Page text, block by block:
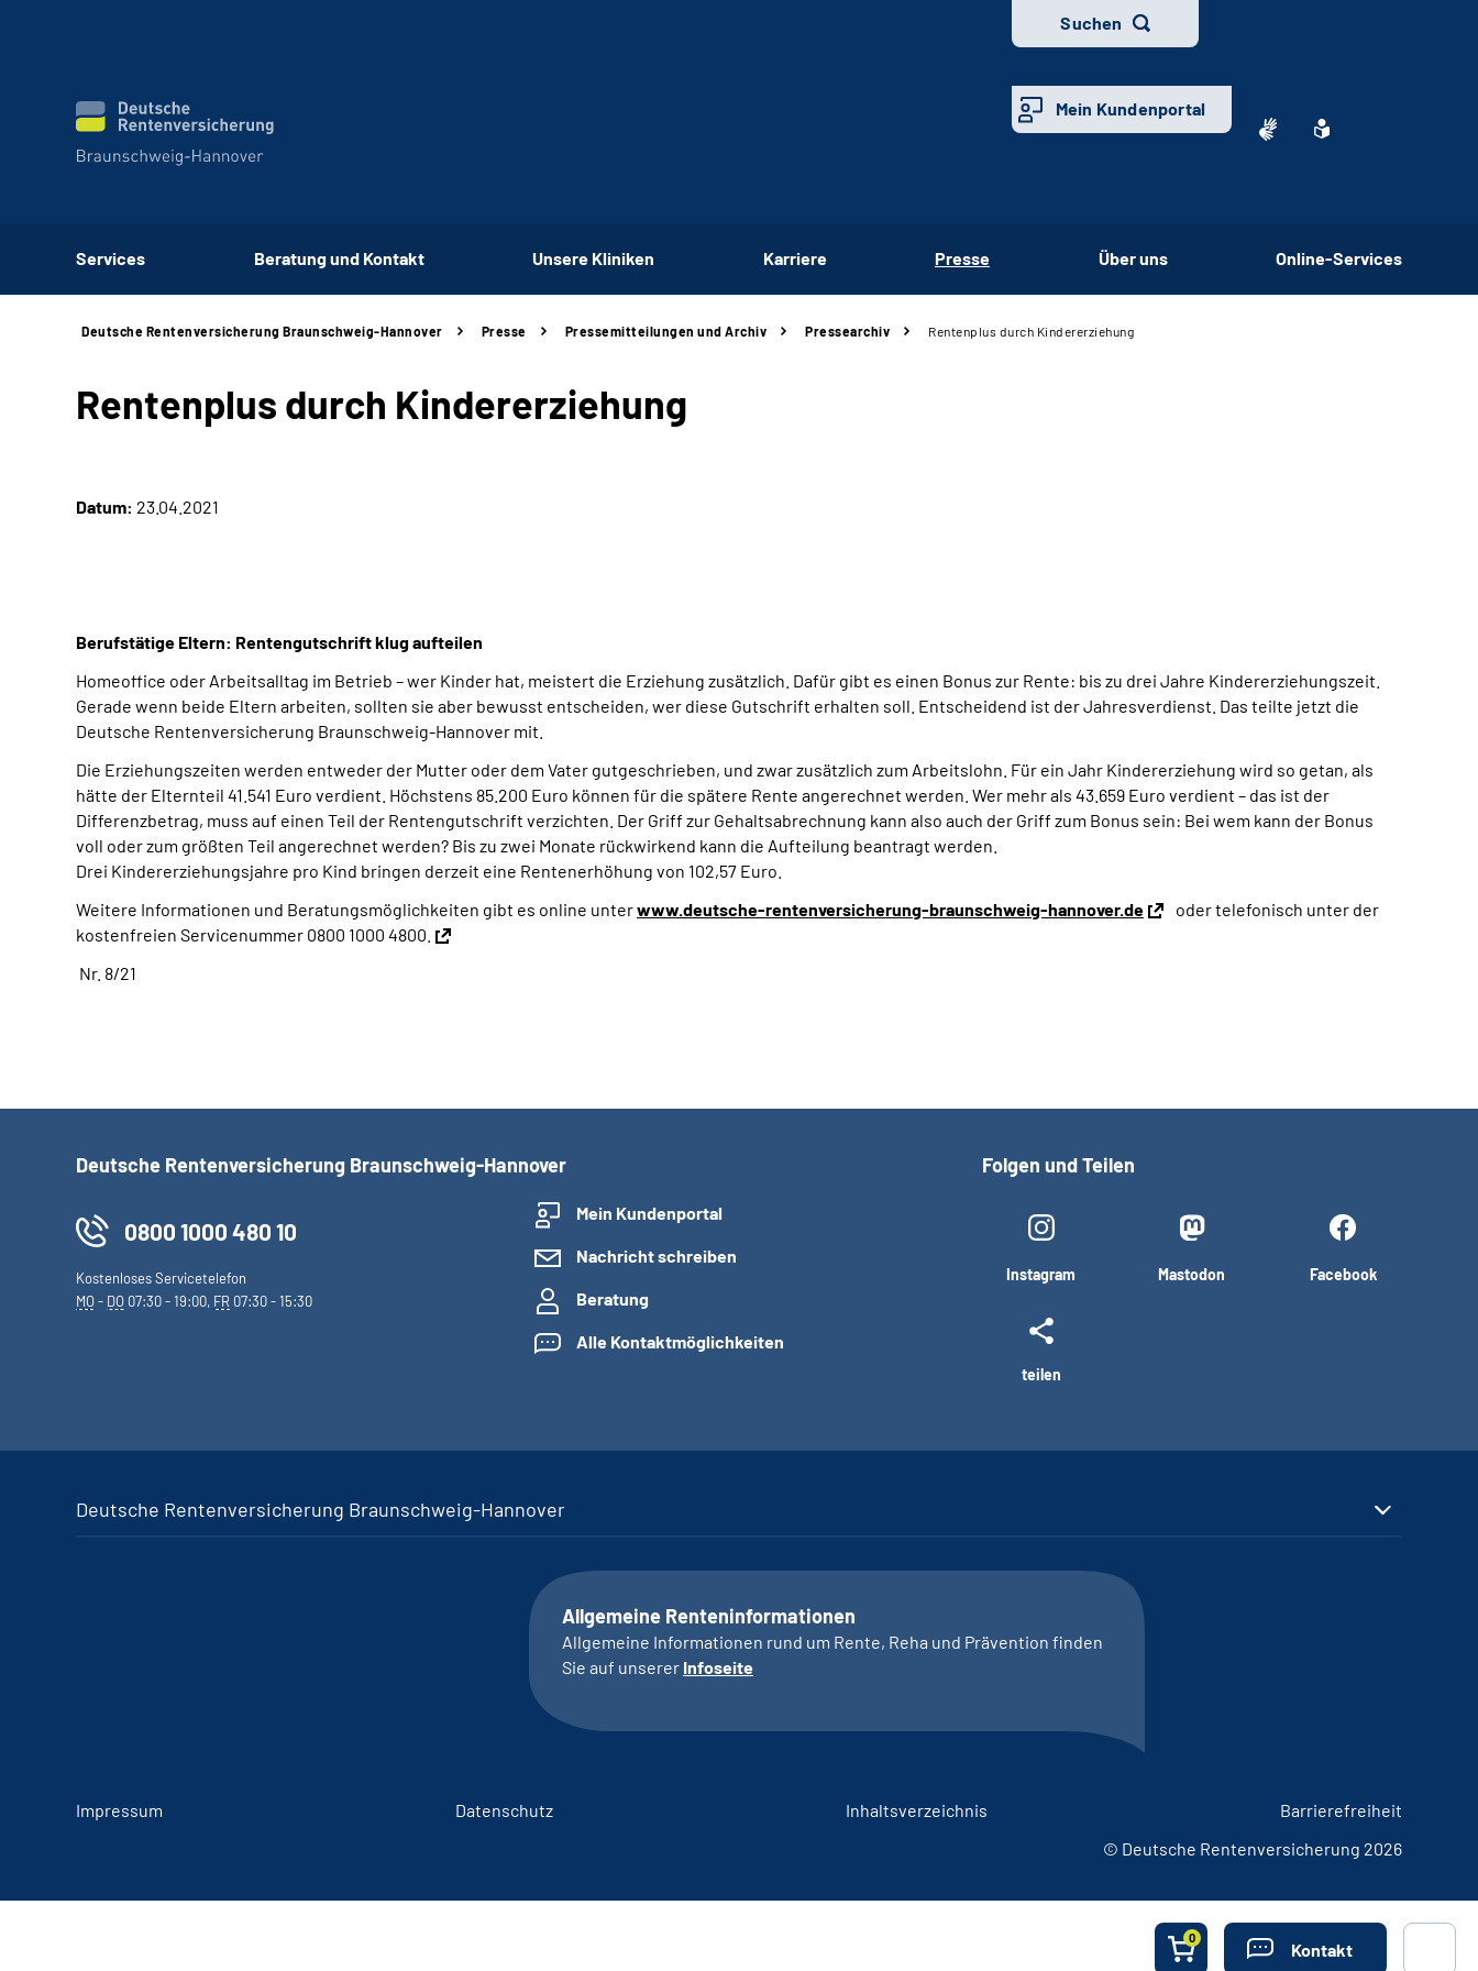
Suchen
Mein Kundenportal
Services Beratung und Kontakt Unsere Kliniken Karriere Presse Über uns Online-Services
Deutsche Rentenversicherung Braunschweig-Hannover Presse Pressemitteilungen und Archiv Pressearchiv Rentenplus durch Kindererziehung
Rentenplus durch Kindererziehung
Datum: 23.04.2021
Berufstätige Eltern: Rentengutschrift klug aufteilen
Homeoffice oder Arbeitsalltag im Betrieb – wer Kinder hat, meistert die Erziehung zusätzlich. Dafür gibt es einen Bonus zur Rente: bis zu drei Jahre Kindererziehungszeit.
Gerade wenn beide Eltern arbeiten, sollten sie aber bewusst entscheiden, wer diese Gutschrift erhalten soll. Entscheidend ist der Jahresverdienst. Das teilte jetzt die
Deutsche Rentenversicherung Braunschweig-Hannover mit.
Die Erziehungszeiten werden entweder der Mutter oder dem Vater gutgeschrieben, und zwar zusätzlich zum Arbeitslohn. Für ein Jahr Kindererziehung wird so getan, als
hätte der Elternteil 41.541 Euro verdient. Höchstens 85.200 Euro können für die spätere Rente angerechnet werden. Wer mehr als 43.659 Euro verdient – das ist der
Differenzbetrag, muss auf einen Teil der Rentengutschrift verzichten. Der Griff zur Gehaltsabrechnung kann also auch der Griff zum Bonus sein: Bei wem kann der Bonus
voll oder zum größten Teil angerechnet werden? Bis zu zwei Monate rückwirkend kann die Aufteilung beantragt werden.
Drei Kindererziehungsjahre pro Kind bringen derzeit eine Rentenerhöhung von 102,57 Euro.
Weitere Informationen und Beratungsmöglichkeiten gibt es online unterwww.deutsche-rentenversicherung-braunschweig-hannover.de
oder telefonisch unter der
kostenfreien Servicenummer 0800 1000 4800.
Nr. 8/21
0
Kontakt
Deutsche Rentenversicherung Braunschweig-Hannover
0800 1000 480 10
Kostenloses Servicetelefon
MO- DO 07:30 - 19:00, FR 07:30 - 15:30
Mein Kundenportal
Nachricht schreiben
Beratung
Alle Kontaktmöglichkeiten
Folgen und Teilen
Instagram Mastodon Facebook
teilen
Deutsche Rentenversicherung Braunschweig-Hannover
Allgemeine Renteninformationen
Allgemeine Informationen rund um Rente, Reha und Prävention finden
Sie auf unserer Infoseite
Impressum Datenschutz Inhaltsverzeichnis
Barrierefreiheit
© Deutsche Rentenversicherung 2026